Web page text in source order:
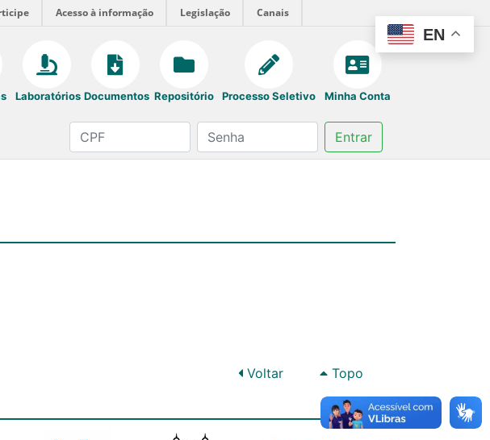
EN
Acesso à informação Legislação Canais
Laboratórios Documentos Repositório Processo Seletivo Minha Conta
Entrar
Voltar Topo